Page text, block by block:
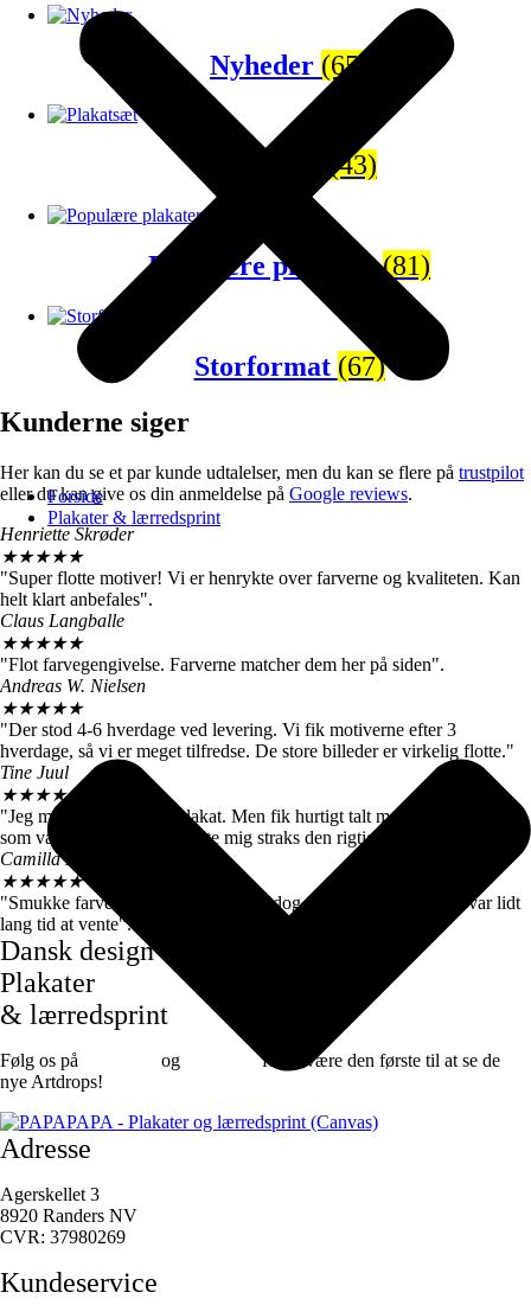
Forside
Plakater & lærredsprint
Nyheder (65)
(43)
Populære plakater(81)
Storformat (67)
Kunderne siger
Her kan du se et par kunde udtalelser, men du kan se flere på trustpilot
eller du kan give os din anmeldelse på Google reviews.
Henriette Skrøder
★★★★★
"Super flotte motiver! Vi er henrykte over farverne og kvaliteten. Kan
helt klart anbefales".
Claus Langballe
★★★★★
"Flot farvegengivelse. Farverne matcher dem her på siden".
Andreas W. Nielsen
★★★★★
"Der stod 4-6 hverdage ved levering. Vi fik motiverne efter 3
hverdage, så vi er meget tilfredse. De store billeder er virkelig flotte."
Tine Juul
★★★★★
"Jeg modtog en forkert plakat. Men fik hurtigt talt med kundeservice
som var super søde og sendte mig straks den rigtige".
Camilla Høj
★★★★★
"Smukke farver og motiver, de kom dog først efter 7 dage, det var lidt
lang tid at vente".
Dansk design
Plakater
& lærredsprint
Følg os på og instagramfor at være den første til at se de
nye Artdrops!
Adresse
Agerskellet 3
8920 Randers NV
CVR: 37980269
Kundeservice